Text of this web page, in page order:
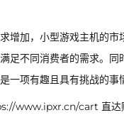
增加，小型游戏主机的
足不同消费者的需求。
一项有趣且具有挑战的事
www.ipxr.cn/cart 直达